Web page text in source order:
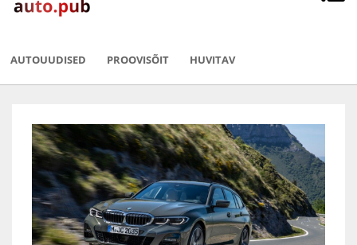
AUTOUUDISED PROOVISÕIT HUVITAV